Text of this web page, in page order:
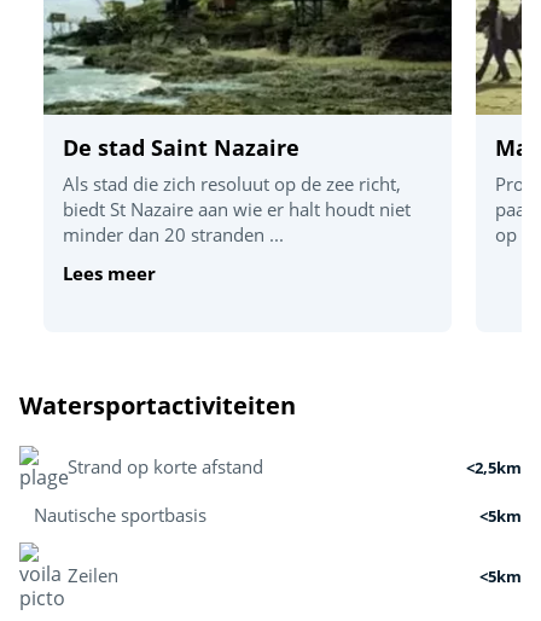
De stad Saint Nazaire
Als stad die zich resoluut op de zee richt,
biedt St Nazaire aan wie er halt houdt niet
minder dan 20 stranden ...
Lees meer
op
Watersportactiviteiten
Strand op korte afstand <2,5km
Nautische sportbasis <5km
Zeilen <5km